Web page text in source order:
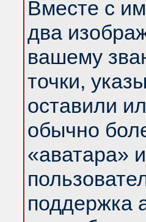
Вместе с
два
вашему
точки,
оставили
обычно
«аватара»
поддержка